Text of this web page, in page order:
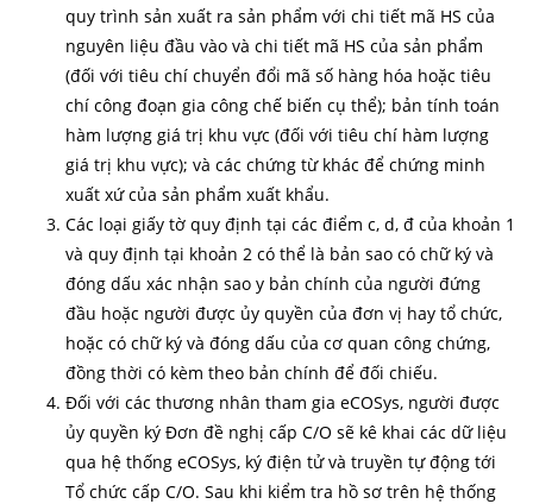
quy trình sản xuất ra sản phẩm với chi tiết mã HS của
nguyên liệu đầu vào và chi tiết mã HS của sản phẩm
(đối với tiêu chí chuyển đổi mã số hàng hóa hoặc tiêu
chí công đoạn gia công chế biến cụ thể); bản tính toán
hàm lượng giá trị khu vực (đối với tiêu chí hàm lượng
giá trị khu vực); và các chứng từ khác để chứng minh
xuất xứ của sản phẩm xuất khẩu.
Các loại giấy tờ quy định tại các điểm c, d, đ của khoản 1
và quy định tại khoản 2 có thể là bản sao có chữ ký và
đóng dấu xác nhận sao y bản chính của người đứng
đầu hoặc người được ủy quyền của đơn vị hay tổ chức,
hoặc có chữ ký và đóng dấu của cơ quan công chứng,
đồng thời có kèm theo bản chính để đối chiếu.
Đối với các thương nhân tham gia eCOSys, người được
ủy quyền ký Đơn đề nghị cấp C/O sẽ kê khai các dữ liệu
qua hệ thống eCOSys, ký điện tử và truyền tự động tới
Tổ chức cấp C/O. Sau khi kiểm tra hồ sơ trên hệ thống